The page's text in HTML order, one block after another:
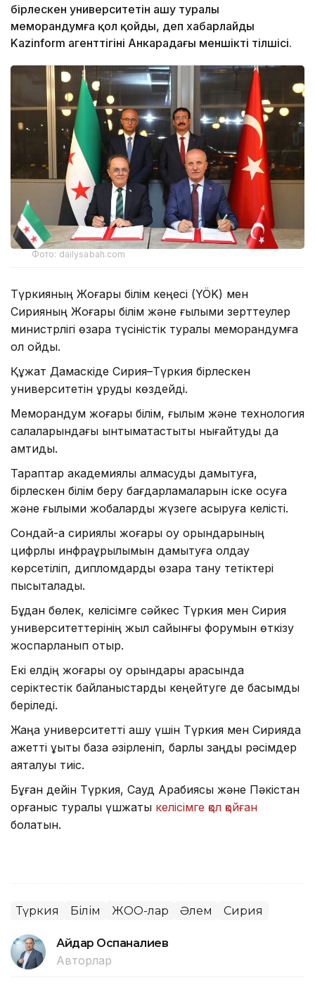
бірлескен университетін ашу туралы
меморандумға қол қойды, деп хабарлайды
Kazinform агенттігінің Анкарадағы меншікті тілшісі.
Фото: dailysabah.com
Түркияның Жоғары білім кеңесі (YÖK) мен
Сирияның Жоғары білім және ғылыми зерттеулер
министрлігі өзара түсіністік туралы меморандумға
қол қойды.
Құжат Дамаскіде Сирия–Түркия бірлескен
университетін құруды көздейді.
Меморандум жоғары білім, ғылым және технология
салаларындағы ынтымақтастықты нығайтуды да
қамтиды.
Тараптар академиялық алмасуды дамытуға,
бірлескен білім беру бағдарламаларын іске қосуға
және ғылыми жобаларды жүзеге асыруға келісті.
Сондай-ақ сириялық жоғары оқу орындарының
цифрлық инфрақұрылымын дамытуға қолдау
көрсетіліп, дипломдарды өзара тану тетіктері
пысықталады.
Бұдан бөлек, келісімге сәйкес Түркия мен Сирия
университеттерінің жыл сайынғы форумын өткізу
жоспарланып отыр.
Екі елдің жоғары оқу орындары арасында
серіктестік байланыстарды кеңейтуге де басымдық
беріледі.
Жаңа университетті ашу үшін Түркия мен Сирияда
қажетті құқықтық база әзірленіп, барлық заңдық рәсімдер
аяқталуы тиіс.
Бұған дейін Түркия, Сауд Арабиясы және Пәкістан
қорғаныс туралы үшжақты келісімге қол қойған
болатын.
Түркия Білім ЖОО-лар Әлем Сирия
Айдар Оспаналиев
Авторлар